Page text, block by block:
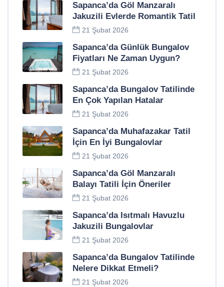
Sapanca’da Göl Manzaralı
Jakuzili Evlerde Romantik Tatil
21 Şubat 2026
Sapanca’da Günlük Bungalov
Fiyatları Ne Zaman Uygun?
21 Şubat 2026
Sapanca’da Bungalov Tatilinde
En Çok Yapılan Hatalar
21 Şubat 2026
Sapanca’da Muhafazakar Tatil
İçin En İyi Bungalovlar
21 Şubat 2026
Sapanca’da Göl Manzaralı
Balayı Tatili İçin Öneriler
21 Şubat 2026
Sapanca’da Isıtmalı Havuzlu
Jakuzili Bungalovlar
21 Şubat 2026
Sapanca’da Bungalov Tatilinde
Nelere Dikkat Etmeli?
21 Şubat 2026